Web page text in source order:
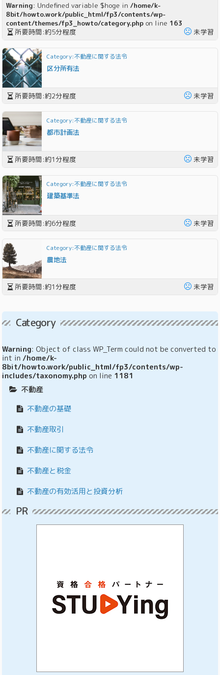
Warning: Undefined variable $hoge in/home/k-
8bit/howto.work/public_html/fp3/contents/wp-
content/themes/fp3_howto/category.php on line 163
所要時間:約5分程度 未学習
Category:不動産に関する法令
区分所有法
所要時間:約2分程度 未学習
Category:不動産に関する法令
都市計画法
所要時間:約1 分程度 未学習
Category:不動産に関する法令
建築基準法
所要時間:約6分程度 未学習
Category:不動産に関する法令
農地法
所要時間:約1 分程度 未学習
Category
Warning: Object of class WP_Term could not be converted to
int in/home/k-
8bit/howto.work/public_html/fp3/contents/wp-
includes/taxonomy.php on line 1181
不動産
不動産の基礎
不動産取引
不動産に関する法令
不動産と税金
不動産の有効活用と投資分析
PR